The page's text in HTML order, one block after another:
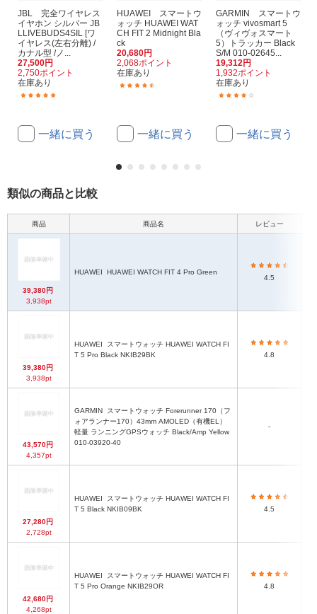
JBL 完全ワイヤレス
イヤホン シルバー JB
LLIVEBUDS4SIL [ワ
イヤレス(左右分離) /
カナル型 /ノ...
27,500円
2,750ポイント
在庫あり
一緒に買う
HUAWEI スマートウ
ォッチ HUAWEI WAT
CH FIT 2 Midnight Bla
ck
20,680円
2,068ポイント
在庫あり
一緒に買う
GARMIN スマートウ
ォッチ vivosmart 5
（ヴィヴォスマート
5）トラッカー Black
S/M 010-02645...
19,312円
1,932ポイント
在庫あり
一緒に買う
類似の商品と比較
商品 商品名 レビュー
39,380円
3,938pt
HUAWEI HUAWEI WATCH FIT 4 Pro Green
4.5
39,380円
3,938pt
HUAWEI
T 5 Pro Black NKIB29BK
4.8
43,570円
4,357pt
GARMIN
ォアランナー170）43mm AMOLED（有機EL）
軽量 ランニングGPSウォッチ Black/Amp Yellow
010-03920-40
-
27,280円
2,728pt
HUAWEI
T 5 Black NKIB09BK
4.5
42,680円
4,268pt
HUAWEI
T 5 Pro Orange NKIB29OR
4.8